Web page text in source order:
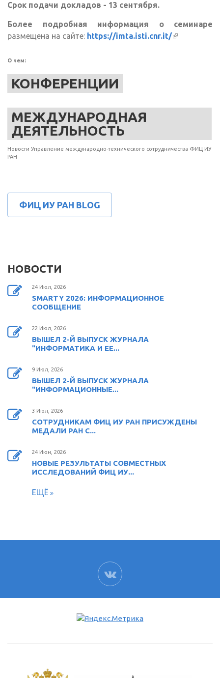
Срок подачи докладов - 13 сентября.
Более подробная информация о семинаре
размещена на сайте: https://imta.isti.cnr.it/(внешняя
О чем:
КОНФЕРЕНЦИИ
МЕЖДУНАРОДНАЯ
ДЕЯТЕЛЬНОСТЬ
Новости Управление международно-технического сотрудничества ФИЦ ИУ
РАН
ФИЦ ИУ РАН BLOG
НОВОСТИ
24 Июл, 2026
SMARTY 2026: ИНФОРМАЦИОННОЕ
СООБЩЕНИЕ
22 Июл, 2026
ВЫШЕЛ 2-Й ВЫПУСК ЖУРНАЛА
"ИНФОРМАТИКА И ЕЕ...
9 Июл, 2026
ВЫШЕЛ 2-Й ВЫПУСК ЖУРНАЛА
"ИНФОРМАЦИОННЫЕ...
3 Июл, 2026
СОТРУДНИКАМ ФИЦ ИУ РАН ПРИСУЖДЕНЫ
МЕДАЛИ РАН С...
24 Июн, 2026
НОВЫЕ РЕЗУЛЬТАТЫ СОВМЕСТНЫХ
ИССЛЕДОВАНИЙ ФИЦ ИУ...
ЕЩЁ
ВК